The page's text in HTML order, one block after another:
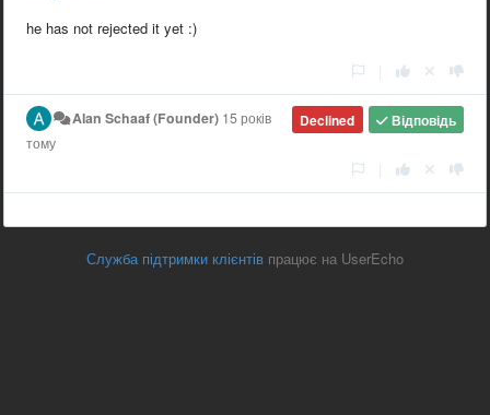
he has not rejected it yet :)
Відповідь
Declined
Alan Schaaf (Founder) 15 років
тому
Служба підтримки клієнтів працює на UserEcho